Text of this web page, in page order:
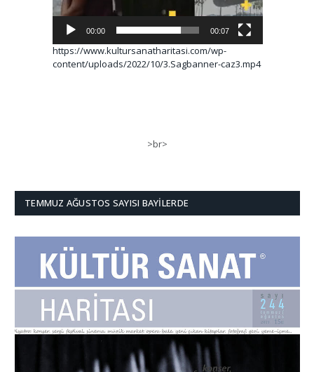
00:00 00:07
https://www.kultursanatharitasi.com/wp-
content/uploads/2022/10/3.Sagbanner-caz3.mp4
>br>
TEMMUZ AĞUSTOS SAYISI BAYILERDE